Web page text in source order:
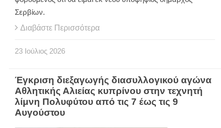
Σερβίων.
Διαβάστε Περισσότερα
23 Ιούλιος 2026
Έγκριση διεξαγωγής διασυλλογικού αγώνα
Αθλητικής Αλιείας κυπρίνου στην τεχνητή
λίμνη Πολυφύτου από τις 7 έως τις 9
Αυγούστου